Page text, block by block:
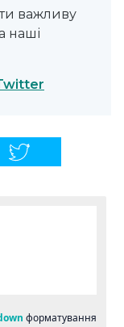
важливу
наші